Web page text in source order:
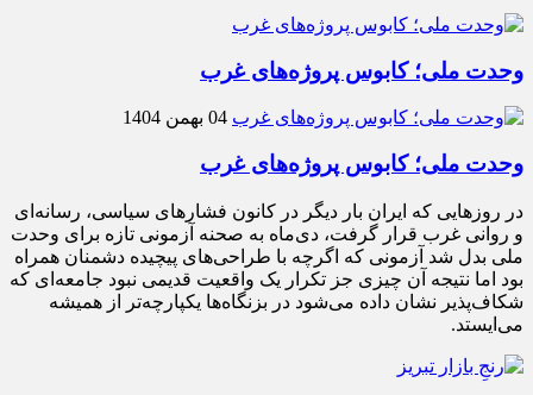
وحدت ملی؛ کابوس پروژه‌های غرب
04 بهمن 1404
وحدت ملی؛ کابوس پروژه‌های غرب
در روزهایی که ایران بار دیگر در کانون فشارهای سیاسی، رسانه‌ای
و روانی غرب قرار گرفت، دی‌ماه به صحنه آزمونی تازه برای وحدت
ملی بدل شد آزمونی که اگرچه با طراحی‌های پیچیده دشمنان همراه
بود اما نتیجه آن چیزی جز تکرار یک واقعیت قدیمی نبود جامعه‌ای که
شکاف‌پذیر نشان داده می‌شود در بزنگاه‌ها یکپارچه‌تر از همیشه
می‌ایستد.